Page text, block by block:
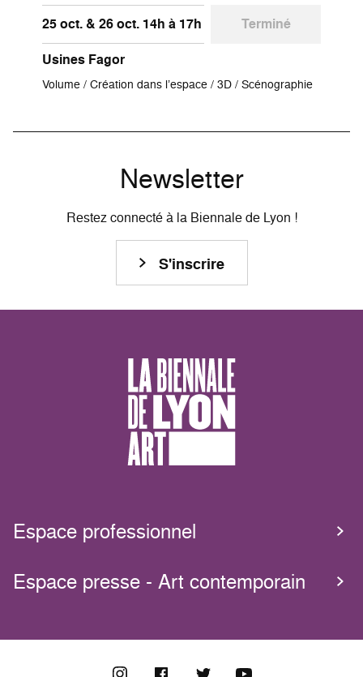
25 oct. & 26 oct. 14h à 17h
Terminé
Usines Fagor
Volume / Création dans l’espace / 3D / Scénographie
Newsletter
Restez connecté à la Biennale de Lyon !
S'inscrire
Espace professionnel
Espace presse - Art contemporain